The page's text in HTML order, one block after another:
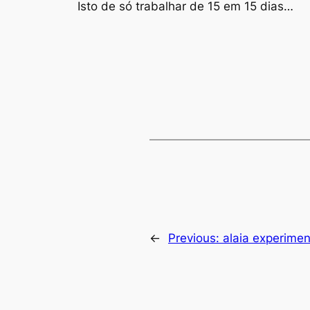
Isto de só trabalhar de 15 em 15 dias…
← Previous: alaia